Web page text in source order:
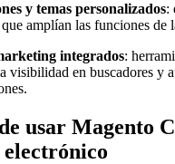
y temas personalizados:
amplían las funciones de
integrados:
visibilidad en buscadores y
usar Magento